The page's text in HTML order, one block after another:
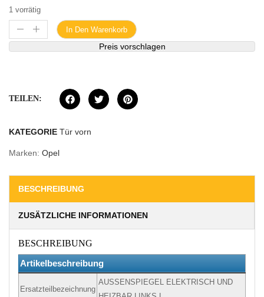
1 vorrätig
In Den Warenkorb
Preis vorschlagen
TEILEN:
KATEGORIE Tür vorn
Marken: Opel
BESCHREIBUNG
ZUSÄTZLICHE INFORMATIONEN
BESCHREIBUNG
Artikelbeschreibung
Ersatzteilbezeichnung
AUSSENSPIEGEL ELEKTRISCH UND